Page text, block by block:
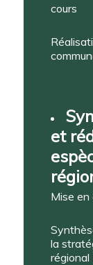
cours
et
Mise en
la
régional